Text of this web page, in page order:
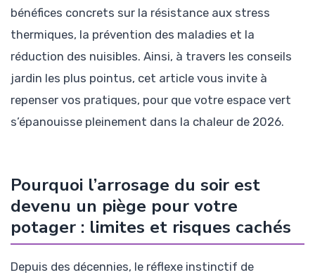
bénéfices concrets sur la résistance aux stress
thermiques, la prévention des maladies et la
réduction des nuisibles. Ainsi, à travers les conseils
jardin les plus pointus, cet article vous invite à
repenser vos pratiques, pour que votre espace vert
s’épanouisse pleinement dans la chaleur de 2026.
Pourquoi l’arrosage du soir est
devenu un piège pour votre
potager : limites et risques cachés
Depuis des décennies, le réflexe instinctif de